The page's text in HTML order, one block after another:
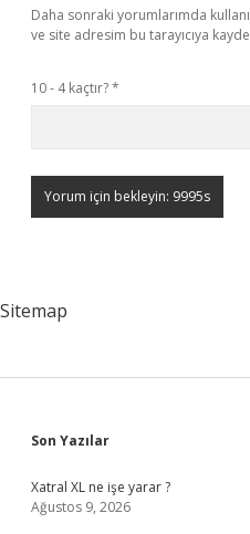
Daha sonraki yorumlarımda
ve site adresim bu tarayıcıya
10 - 4 kaçtır?*
Sitemap
Sidebar
Son Yazılar
Xatral XL ne işe yarar ?
Ağustos 9, 2026